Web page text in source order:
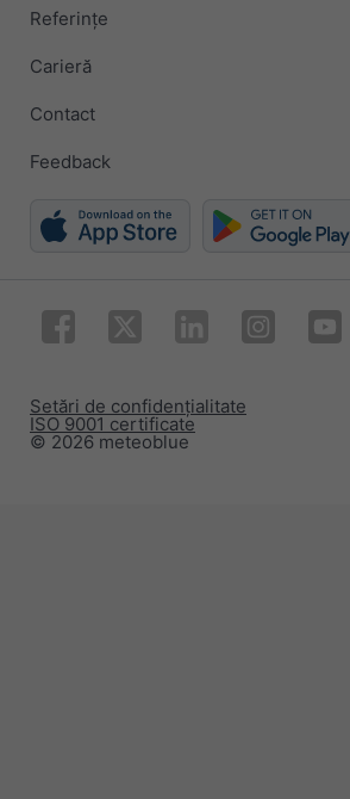
Referințe
Carieră
Contact
Feedback
© 2026 meteoblue
ISO 9001 certificate
Setări de confidențialitate